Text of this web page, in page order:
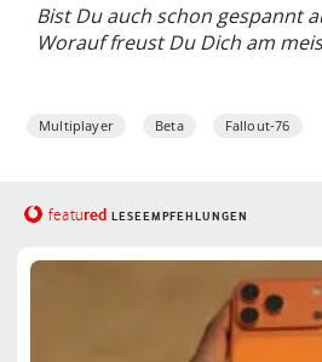
Bist Du auch schon gespannt
Worauf freust Du Dich am
Multiplayer Beta Fallout-76
featured LESEEMPFEHLUNGEN